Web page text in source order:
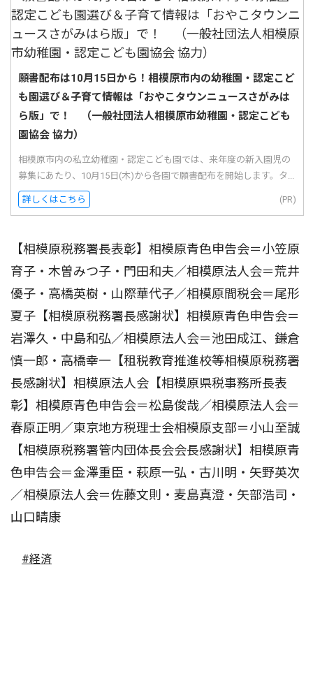
願書配布は10月15日から！相模原市内の幼稚園・認定こど
も園選び＆子育て情報は「おやこタウンニュースさがみは
ら版」で！ （一般社団法人相模原市幼稚園・認定こども
園協会 協力）
相模原市内の私立幼稚園・認定こども園では、来年度の新入園児の
募集にあたり、10月15日(木)から各園で願書配布を開始します。タ...
詳しくはこちら (PR)
【相模原税務署長表彰】相模原青色申告会＝小笠原
育子・木曽みつ子・門田和夫／相模原法人会＝荒井
優子・高橋英樹・山際華代子／相模原間税会＝尾形
夏子【相模原税務署長感謝状】相模原青色申告会＝
岩澤久・中島和弘／相模原法人会＝池田成江、鎌倉
慎一郎・高橋幸一【租税教育推進校等相模原税務署
長感謝状】相模原法人会【相模原県税事務所長表
彰】相模原青色申告会＝松島俊哉／相模原法人会＝
春原正明／東京地方税理士会相模原支部＝小山至誠
【相模原税務署管内団体長会会長感謝状】相模原青
色申告会＝金澤重臣・萩原一弘・古川明・矢野英次
／相模原法人会＝佐藤文則・麦島真澄・矢部浩司・
山口晴康
#経済